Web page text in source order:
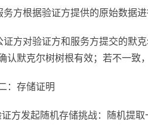
务方根据验证方提供的原始数据
证方对验证方和服务方提交的默
认默克尔树树根有效；若不一致
：存储证明
证方发起随机存储挑战：随机提